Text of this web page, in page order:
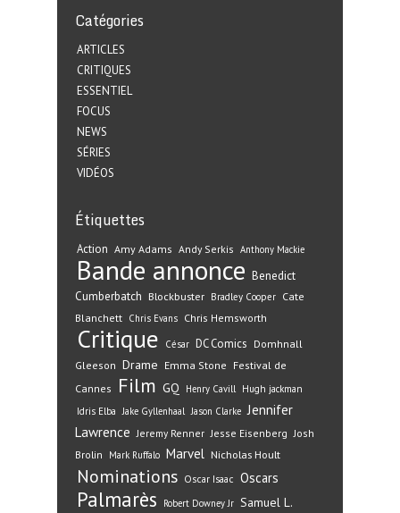
Catégories
ARTICLES
CRITIQUES
ESSENTIEL
FOCUS
NEWS
SÉRIES
VIDÉOS
Étiquettes
Action Amy Adams Andy Serkis Anthony Mackie
Bande annonce Benedict
Cumberbatch Blockbuster Bradley Cooper Cate
Blanchett Chris Evans Chris Hemsworth
Critique César DC Comics Domhnall
Gleeson Drame Emma Stone Festival de
Cannes
Film GQ Henry Cavill Hugh jackman
Idris Elba Jake Gyllenhaal Jason Clarke Jennifer
Lawrence Jeremy Renner Jesse Eisenberg Josh
Brolin
Mark Ruffalo Marvel Nicholas Hoult
Nominations Oscar Isaac Oscars
Palmarès Robert Downey Jr Samuel L.